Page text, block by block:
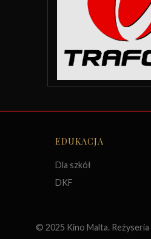
EDUKACJA
Dla szkół
DKF
© 2025 Kino Malta. Reżyseria